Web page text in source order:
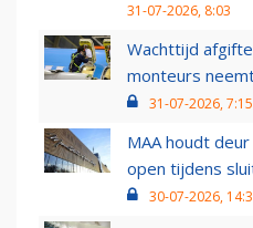
31-07-2026, 8:03
Wachttijd
monteurs
31-07-2026, 7:15
MAA houdt
open tijdens
30-07-2026,